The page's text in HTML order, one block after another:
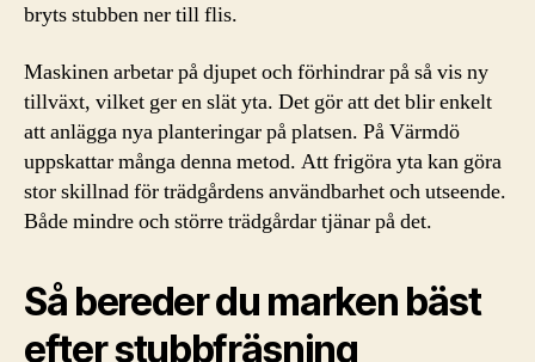
bryts stubben ner till flis.
Maskinen arbetar på djupet och förhindrar på så vis ny
tillväxt, vilket ger en slät yta. Det gör att det blir enkelt
att anlägga nya planteringar på platsen. På Värmdö
uppskattar många denna metod. Att frigöra yta kan göra
stor skillnad för trädgårdens användbarhet och utseende.
Både mindre och större trädgårdar tjänar på det.
Så bereder du marken bäst
efter stubbfräsning